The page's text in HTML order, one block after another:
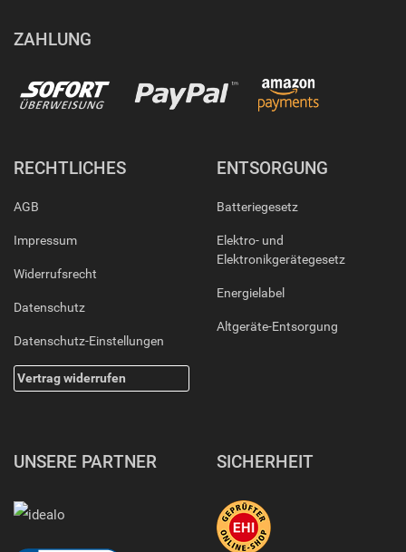
ZAHLUNG
RECHTLICHES
AGB
Impressum
Widerrufsrecht
Datenschutz
Datenschutz-Einstellungen
Vertrag widerrufen
ENTSORGUNG
Batteriegesetz
Elektro- und
Elektronikgerätegesetz
Energielabel
Altgeräte-Entsorgung
UNSERE PARTNER SICHERHEIT